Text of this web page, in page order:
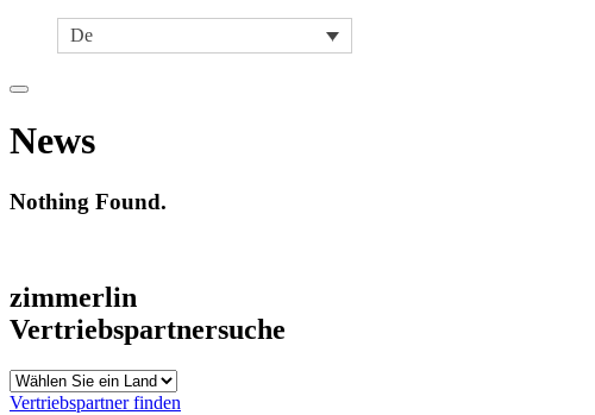
De
News
Nothing Found.
zimmerlin
Vertriebspartnersuche
Vertriebspartner finden